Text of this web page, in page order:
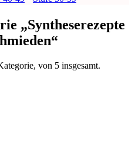
„Syntheserezepte
von 5 insgesamt.